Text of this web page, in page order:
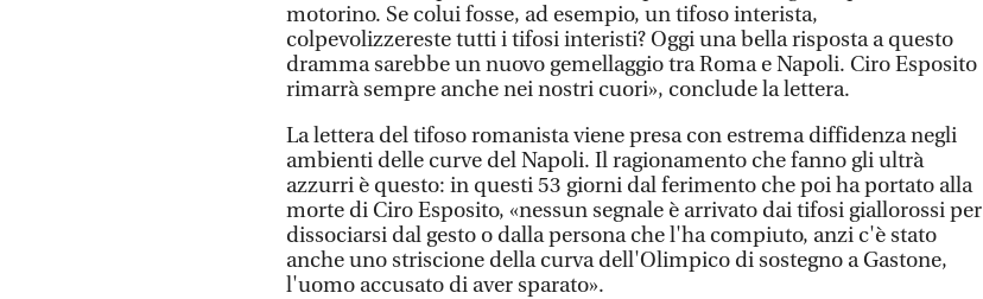
motorino. Se colui fosse, ad esempio, un tifoso interista,
colpevolizzereste tutti i tifosi interisti? Oggi una bella risposta a questo
dramma sarebbe un nuovo gemellaggio tra Roma e Napoli. Ciro Esposito
rimarrà sempre anche nei nostri cuori», conclude la lettera.
La lettera del tifoso romanista viene presa con estrema diffidenza negli
ambienti delle curve del Napoli. Il ragionamento che fanno gli ultrà
azzurri è questo: in questi 53 giorni dal ferimento che poi ha portato alla
morte di Ciro Esposito, «nessun segnale è arrivato dai tifosi giallorossi per
dissociarsi dal gesto o dalla persona che l'ha compiuto, anzi c'è stato
anche uno striscione della curva dell'Olimpico di sostegno a Gastone,
l'uomo accusato di aver sparato».